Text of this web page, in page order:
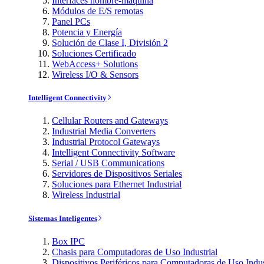
Módulos de E/S remotas
Panel PCs
Potencia y Energía
Solución de Clase I, División 2
Soluciones Certificado
WebAccess+ Solutions
Wireless I/O & Sensors
Intelligent Connectivity
Cellular Routers and Gateways
Industrial Media Converters
Industrial Protocol Gateways
Intelligent Connectivity Software
Serial / USB Communications
Servidores de Dispositivos Seriales
Soluciones para Ethernet Industrial
Wireless Industrial
Sistemas Inteligentes
Box IPC
Chasis para Computadoras de Uso Industrial